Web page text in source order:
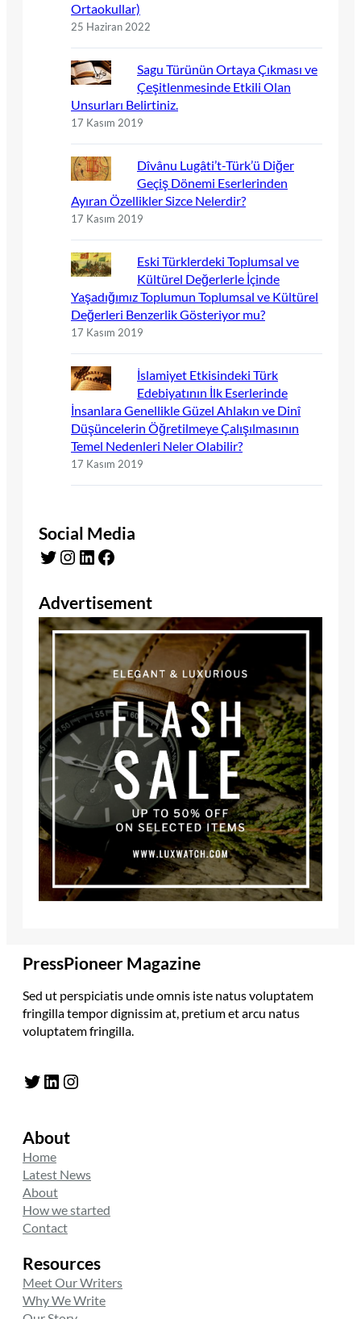
Ortaokullar)
25 Haziran 2022
Sagu Türünün Ortaya Çıkması ve
Çeşitlenmesinde Etkili Olan
Unsurları Belirtiniz.
17 Kasım 2019
Dîvânu Lugâti’t-Türk’ü Diğer
Geçiş Dönemi Eserlerinden
Ayıran Özellikler Sizce Nelerdir?
17 Kasım 2019
Eski Türklerdeki Toplumsal ve
Kültürel Değerlerle İçinde
Yaşadığımız Toplumun Toplumsal ve Kültürel
Değerleri Benzerlik Gösteriyor mu?
17 Kasım 2019
İslamiyet Etkisindeki Türk
Edebiyatının İlk Eserlerinde
İnsanlara Genellikle Güzel Ahlakın ve Dinî
Düşüncelerin Öğretilmeye Çalışılmasının
Temel Nedenleri Neler Olabilir?
17 Kasım 2019
Social Media
Twitter Instagram LinkedIn Facebook
Advertisement
PressPioneer Magazine
Sed ut perspiciatis unde omnis iste natus voluptatem
fringilla tempor dignissim at, pretium et arcu natus
voluptatem fringilla.
Twitter LinkedIn Instagram
About
Home
Latest News
About
How we started
Contact
Resources
Meet Our Writers
Why We Write